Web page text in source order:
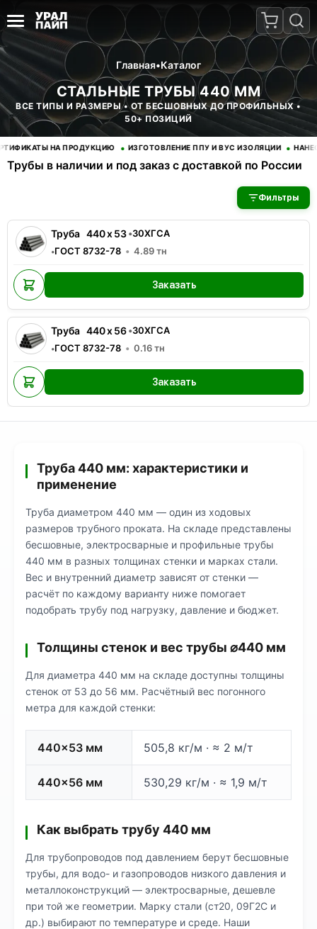
Главная•Каталог
СТАЛЬНЫЕ ТРУБЫ 440 ММ
ВСЕ ТИПЫ И РАЗМЕРЫ • ОТ БЕСШОВНЫХ ДО ПРОФИЛЬНЫХ •
50+ ПОЗИЦИЙ
НА ПРОДУКЦИЮ • ИЗГОТОВЛЕНИЕ ППУ И ВУС ИЗОЛЯЦИИ •
Трубы в наличии и под заказ с доставкой по России
В наличии 2 позиций трубы стальные. Купить трубы оптом с
Фильтры
Труба 440x53•30ХГСА
•ГОСТ 8732-78 4.89тн
Заказать
Труба 440x56•30ХГСА
•ГОСТ 8732-78 0.16тн
Заказать
Труба 440 мм: характеристики и
применение
Труба диаметром 440 мм — один из ходовых
размеров трубного проката. На складе представлены
бесшовные, электросварные и профильные трубы
440 мм в разных толщинах стенки и марках стали.
Вес и внутренний диаметр зависят от стенки —
расчёт по каждому варианту ниже помогает
подобрать трубу под нагрузку, давление и бюджет.
Толщины стенок и вес трубы ⌀440 мм
Для диаметра 440 мм на складе доступны толщины
стенок от 53 до 56 мм. Расчётный вес погонного
метра для каждой стенки:
440×53 мм 505,8 кг/м · ≈ 2 м/т
440×56 мм 530,29 кг/м · ≈ 1,9 м/т
Как выбрать трубу 440 мм
Для трубопроводов под давлением берут бесшовные
трубы, для водо- и газопроводов низкого давления и
металлоконструкций — электросварные, дешевле
при той же геометрии. Марку стали (ст20, 09Г2С и
др.) выбирают по температуре и среде. Наши